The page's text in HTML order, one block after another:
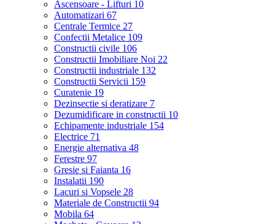
Ascensoare - Lifturi 10
Automatizari 67
Centrale Termice 27
Confectii Metalice 109
Constructii civile 106
Constructii Imobiliare Noi 22
Constructii industriale 132
Constructii Servicii 159
Curatenie 19
Dezinsectie si deratizare 7
Dezumidificare in constructii 10
Echipamente industriale 154
Electrice 71
Energie alternativa 48
Ferestre 97
Gresie si Faianta 16
Instalatii 190
Lacuri si Vopsele 28
Materiale de Constructii 94
Mobila 64